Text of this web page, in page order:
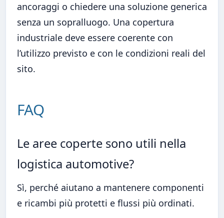
ancoraggi o chiedere una soluzione generica
senza un sopralluogo. Una copertura
industriale deve essere coerente con
l’utilizzo previsto e con le condizioni reali del
sito.
FAQ
Le aree coperte sono utili nella
logistica automotive?
Sì, perché aiutano a mantenere componenti
e ricambi più protetti e flussi più ordinati.